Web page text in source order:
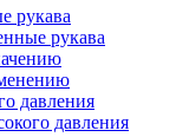
рукава
рукава
давления
давления